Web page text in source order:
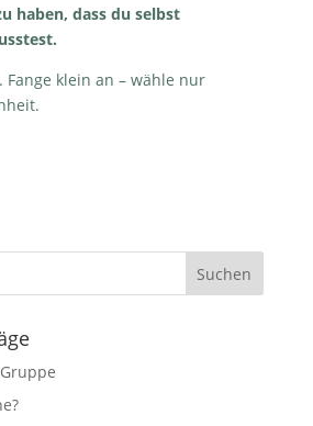
haben, dass du selbst
Fange klein an – wähle nur